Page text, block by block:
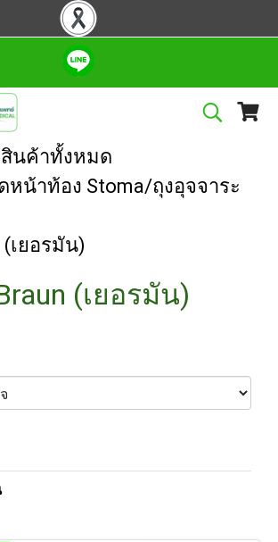
สินค้าทั้งหมด
หน้าท้อง Stoma/ถุงอุจจาระ
(เยอรมัน)
(เยอรมัน)